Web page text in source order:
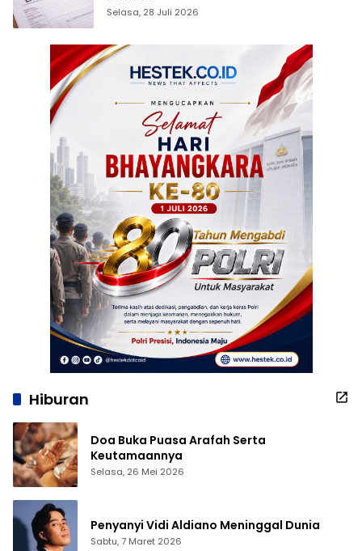
Selasa, 28 Juli 2026
Hiburan
Doa Buka Puasa Arafah Serta
Keutamaannya
Selasa, 26 Mei 2026
Penyanyi Vidi Aldiano Meninggal Dunia
Sabtu, 7 Maret 2026